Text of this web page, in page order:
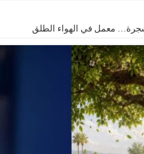
معمل في الهواء الطلق